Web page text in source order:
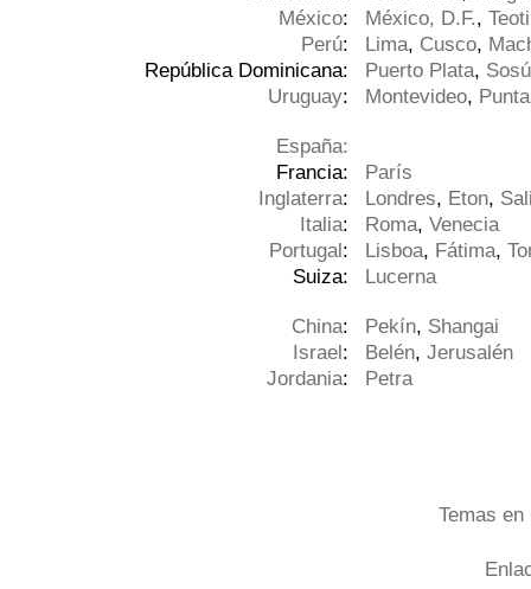
México: México, D.F.,
Perú: Lima, Cusco,
República Dominicana:
Puerto Plata,
Uruguay: Montevideo,
España:
Francia:
París
Inglaterra: Londres, Eton,
Italia: Roma, Venecia
Portugal: Lisboa, Fátima,
Suiza:
Lucerna
China: Pekín, Shangai
Israel: Belén, Jerusalén
Jordania: Petra
Temas